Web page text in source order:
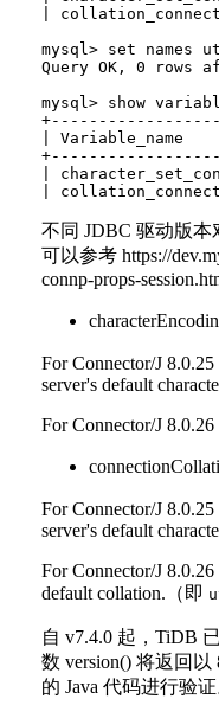
|
mysql> set names
Query OK, 0 rows
mysql> show
|
|
不同 JDBC 驱动版本
可以参考 https://
connp-props-
For Connector/J
server's default
For Connector/J
For Connector/J
server's default
For Connector/J
default collation.（即
自 v7.4.0 起，TiDB
数 version() 将返回
的 Java 代码进行验证